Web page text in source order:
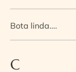
Bota linda….
C